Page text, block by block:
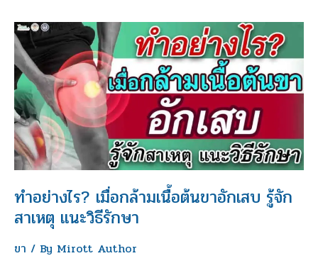
ทำอย่างไร? เมื่อกล้ามเนื้อต้นขาอักเสบ รู้จัก
สาเหตุ แนะวิธีรักษา
ขา / By Mirott Author
ทำ
อย่างไร?
เมื่อ
กล้าม
เนื้อ
ต้น
ขา
อักเสบ
รู้จัก
สาเหตุ
วิธี